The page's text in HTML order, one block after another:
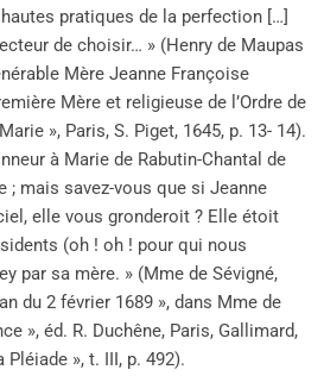
pratiques de la perfection […]
de choisir… » (Henry de Maupas
Mère Jeanne Françoise
Mère et religieuse de l’Ordre de
», Paris, S. Piget, 1645, p. 13- 14).
à Marie de Rabutin-Chantal de
; mais savez-vous que si Jeanne
elle vous gronderoit ? Elle étoit
(oh ! oh ! pour qui nous
par sa mère. » (Mme de Sévigné,
du 2 février 1689 », dans Mme de
», éd. R. Duchêne, Paris, Gallimard,
», t. III, p. 492).